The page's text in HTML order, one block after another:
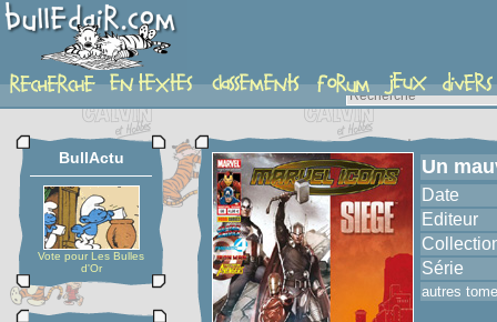
album
BullActu
Vote pour Les Bulles
d'Or
Un
Date
Editeur
Série
autres